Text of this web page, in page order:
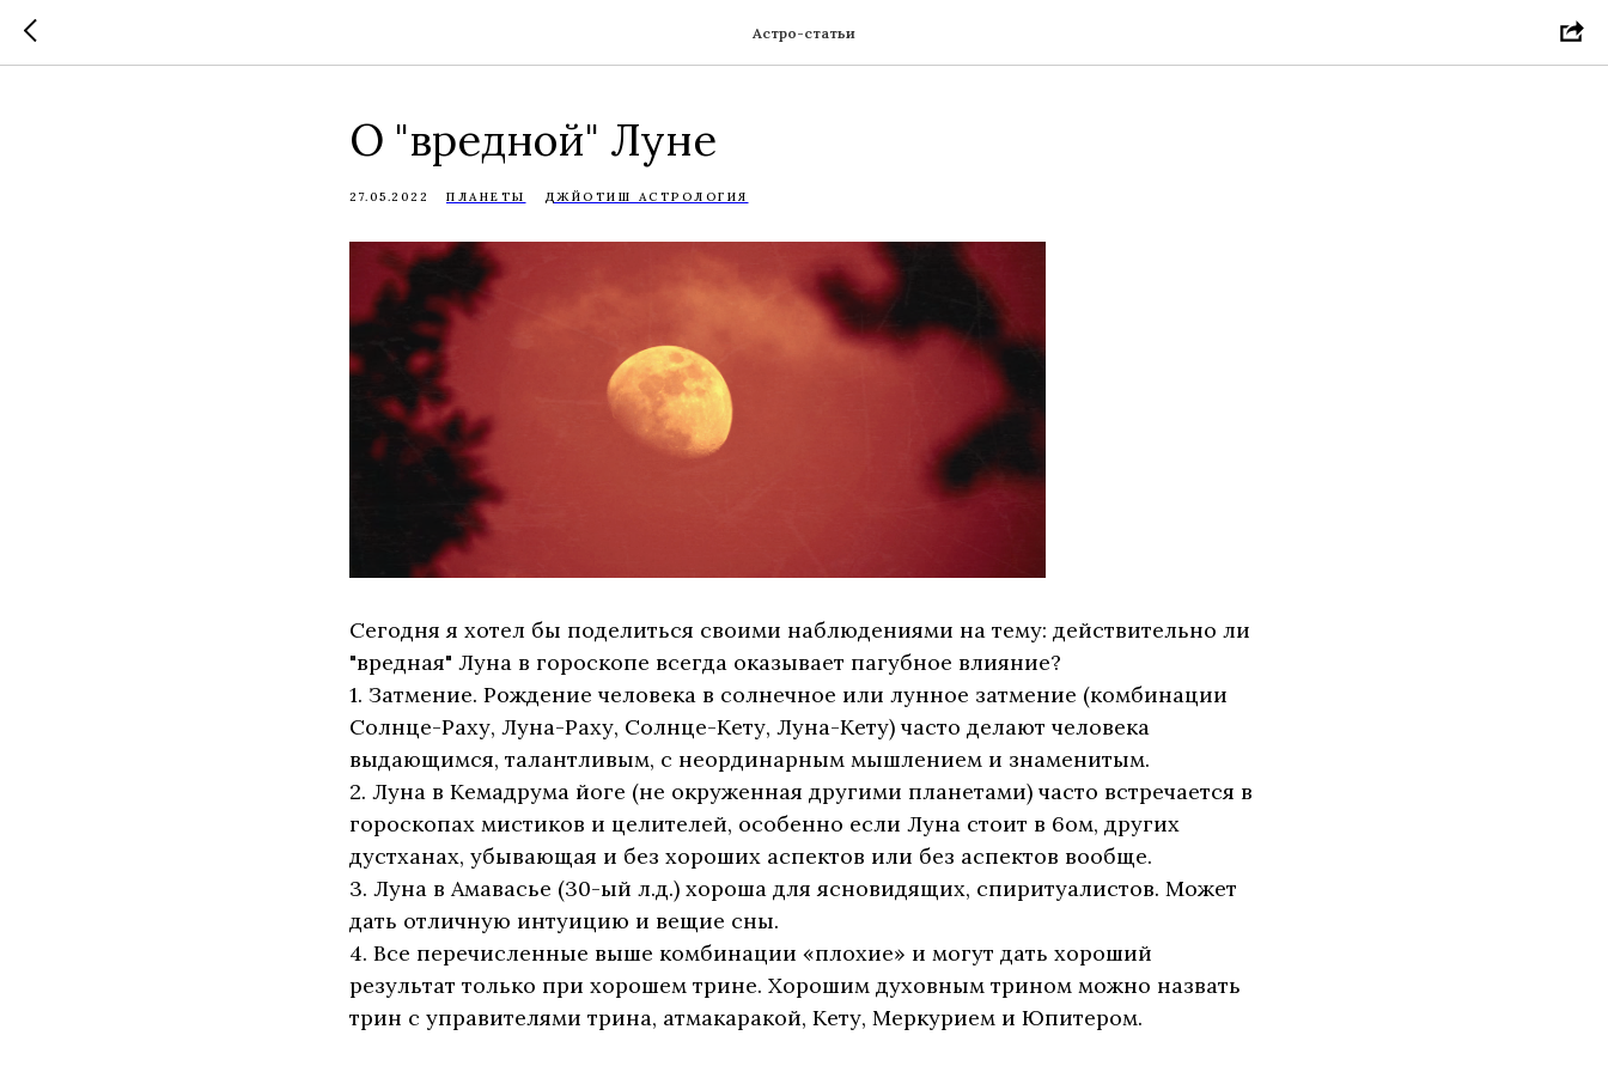
Астро-статьи
О "вредной" Луне
27.05.2022 ПЛАНЕТЫ ДЖЙОТИШ АСТРОЛОГИЯ
Сегодня я хотел бы поделиться своими наблюдениями на тему: действительно ли
"вредная" Луна в гороскопе всегда оказывает пагубное влияние?
1. Затмение. Рождение человека в солнечное или лунное затмение (комбинации
Солнце-Раху, Луна-Раху, Солнце-Кету, Луна-Кету) часто делают человека
выдающимся, талантливым, с неординарным мышлением и знаменитым.
2. Луна в Кемадрума йоге (не окруженная другими планетами) часто встречается в
гороскопах мистиков и целителей, особенно если Луна стоит в 6ом, других
дустханах, убывающая и без хороших аспектов или без аспектов вообще.
3. Луна в Амавасье (30-ый л.д.) хороша для ясновидящих, спиритуалистов. Может
дать отличную интуицию и вещие сны.
4. Все перечисленные выше комбинации «плохие» и могут дать хороший
результат только при хорошем трине. Хорошим духовным трином можно назвать
трин с управителями трина, атмакаракой, Кету, Меркурием и Юпитером.